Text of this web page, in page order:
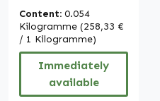
d’artichaut et
plus - pour le
système
immunitaire, la
thyroïde, etc. |
Warnke
Content: 0.054
Kilogramme (258,33 €
/ 1 Kilogramme)
Immediately
available